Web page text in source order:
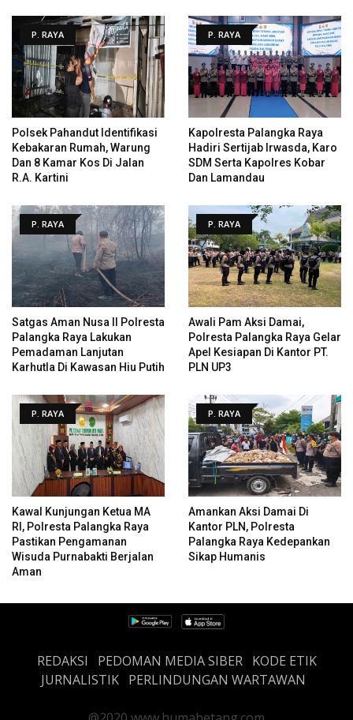
P. RAYA
Polsek Pahandut Identifikasi
Kebakaran Rumah, Warung
Dan 8 Kamar Kos Di Jalan
R.A. Kartini
P. RAYA
Kapolresta Palangka Raya
Hadiri Sertijab Irwasda, Karo
SDM Serta Kapolres Kobar
Dan Lamandau
P. RAYA
Satgas Aman Nusa II Polresta
Palangka Raya Lakukan
Pemadaman Lanjutan
Karhutla Di Kawasan Hiu Putih
P. RAYA
Awali Pam Aksi Damai,
Polresta Palangka Raya Gelar
Apel Kesiapan Di Kantor PT.
PLN UP3
P. RAYA
Kawal Kunjungan Ketua MA
RI, Polresta Palangka Raya
Pastikan Pengamanan
Wisuda Purnabakti Berjalan
Aman
P. RAYA
Amankan Aksi Damai Di
Kantor PLN, Polresta
Palangka Raya Kedepankan
Sikap Humanis
REDAKSI PEDOMAN MEDIA SIBER
KODE ETIK
JURNALISTIK PERLINDUNGAN WARTAWAN